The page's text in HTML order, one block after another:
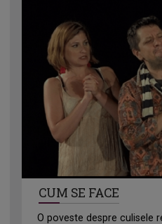
CUM SE FACE
O poveste despre culisele